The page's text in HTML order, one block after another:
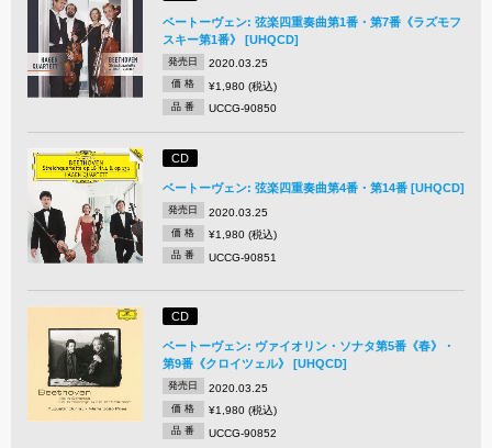
ベートーヴェン: 弦楽四重奏曲第1番・第7番《ラズモフ
スキー第1番》 [UHQCD]
発売日 2020.03.25
価 格 ¥1,980 (税込)
品 番 UCCG-90850
CD
ベートーヴェン: 弦楽四重奏曲第4番・第14番 [UHQCD]
発売日 2020.03.25
価 格 ¥1,980 (税込)
品 番 UCCG-90851
CD
ベートーヴェン: ヴァイオリン・ソナタ第5番《春》・
第9番《クロイツェル》 [UHQCD]
発売日 2020.03.25
価 格 ¥1,980 (税込)
品 番 UCCG-90852